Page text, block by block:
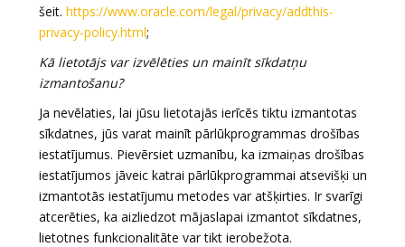
šeit. https://www.oracle.com/legal/privacy/addthis-
privacy-policy.html;
Kā lietotājs var izvēlēties un mainīt sīkdatņu
izmantošanu?
Ja nevēlaties, lai jūsu lietotajās ierīcēs tiktu izmantotas
sīkdatnes, jūs varat mainīt pārlūkprogrammas drošības
iestatījumus. Pievērsiet uzmanību, ka izmaiņas drošības
iestatījumos jāveic katrai pārlūkprogrammai atsevišķi un
izmantotās iestatījumu metodes var atšķirties. Ir svarīgi
atcerēties, ka aizliedzot mājaslapai izmantot sīkdatnes,
lietotnes funkcionalitāte var tikt ierobežota.